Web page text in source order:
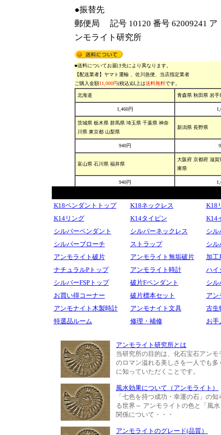
K18ペンダントトップ K18ネックレス
K18
K14リング
K14タイピン
K14
シルバーペンダント
シルバーネックレス
シル
シルバーブローチ
ストラップ
シル
アンモライト破片
アンモライト無垢破片
加工
ナチュラルPトップ
アンモライト時計
ハイ
シルバーFSPトップ
破片Fペンダント
シル
お買い得コーナー
破片標本セット
アン
アンモナイト木製時計
アンモナイト文具
古生
特選品ルーム
修理・補修 お手
アンモライト研究所とは
当研究所の目的は、化石宝石アンモ
のロマン溢れる美しさを一人でも多
に知っていただくことです。
風水効果について（アンモライト）
「七色を持つ成功・幸運の石」の知
る世界～ アンモライトの色と「風
関係について・・・
アンモライトのグレード(品質）